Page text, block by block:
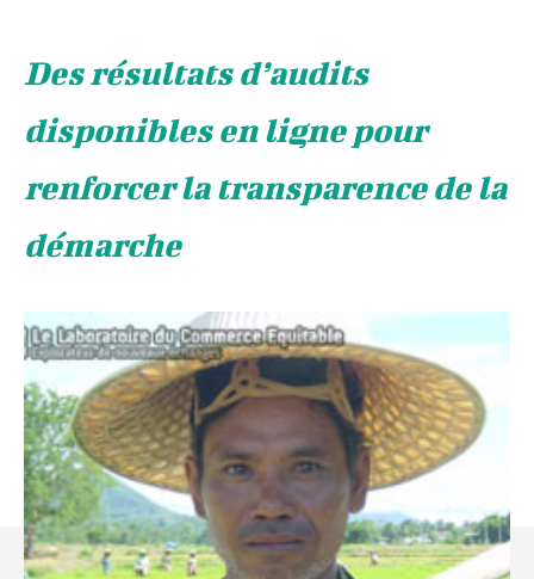
Des résultats d’audits
disponibles en ligne pour
renforcer la transparence de la
démarche